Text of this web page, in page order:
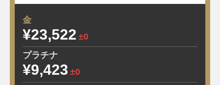
金
¥23,522 ±0
プラチナ
¥9,423 ±0